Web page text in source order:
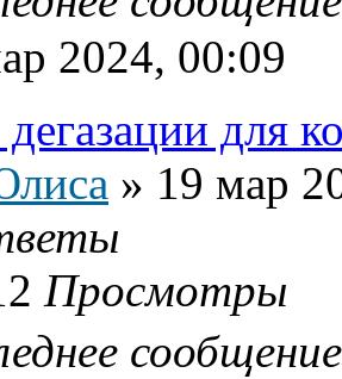
2024, 00:09
дегазации для
» 19 мар
Просмотры